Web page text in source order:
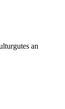
an